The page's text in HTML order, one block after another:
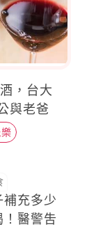
，台大
與老爸
充多少
！醫警吿